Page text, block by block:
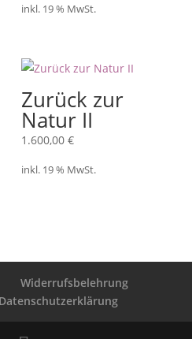
inkl. 19 % MwSt.
Zurück zur
Natur II
1.600,00€
inkl. 19 % MwSt.
Widerrufsbelehrung
Datenschutzerklärung